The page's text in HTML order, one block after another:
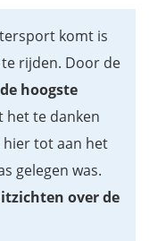
komt is
rijden. Door de
hoogste
het te danken
hier tot aan het
gelegen was.
over de